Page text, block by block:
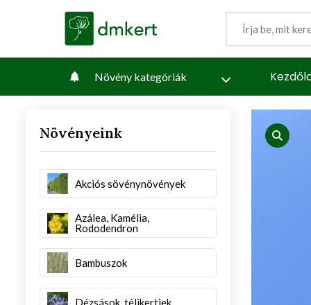
Növény kategóriák
Növényeink
Akciós sövénynövények
Azálea, Kamélia,
Rododendron
Bambuszok
Dézsások, télikertiek
product